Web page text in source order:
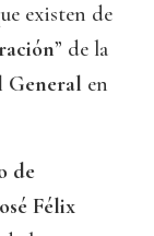
existen de
” de la
General en
de
Félix